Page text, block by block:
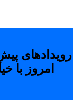
رویدادهای
امروز با